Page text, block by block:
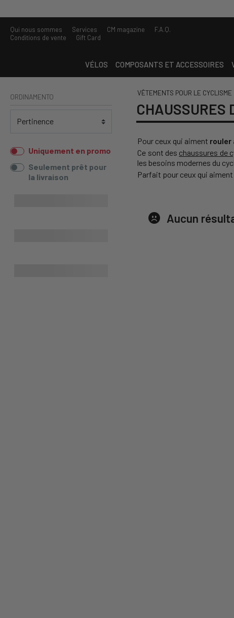
Qui nous sommes Services CM magazine
F.A.Q.
Conditions de vente
Gift Card
VÉLOS COMPOSANTS ET ACCESSOIRES
ORDINAMENTO
Uniquement en promo
Seulement prêt pour
la livraison
VÊTEMENTS POUR LE CYCLISME
CHAUSSURES
Pour ceux qui aiment rouler
Ce sont des chaussures de
les besoins modernes du
Parfait pour ceux qui
Aucun